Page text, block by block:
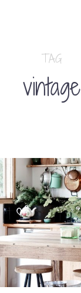
TAG
vintage